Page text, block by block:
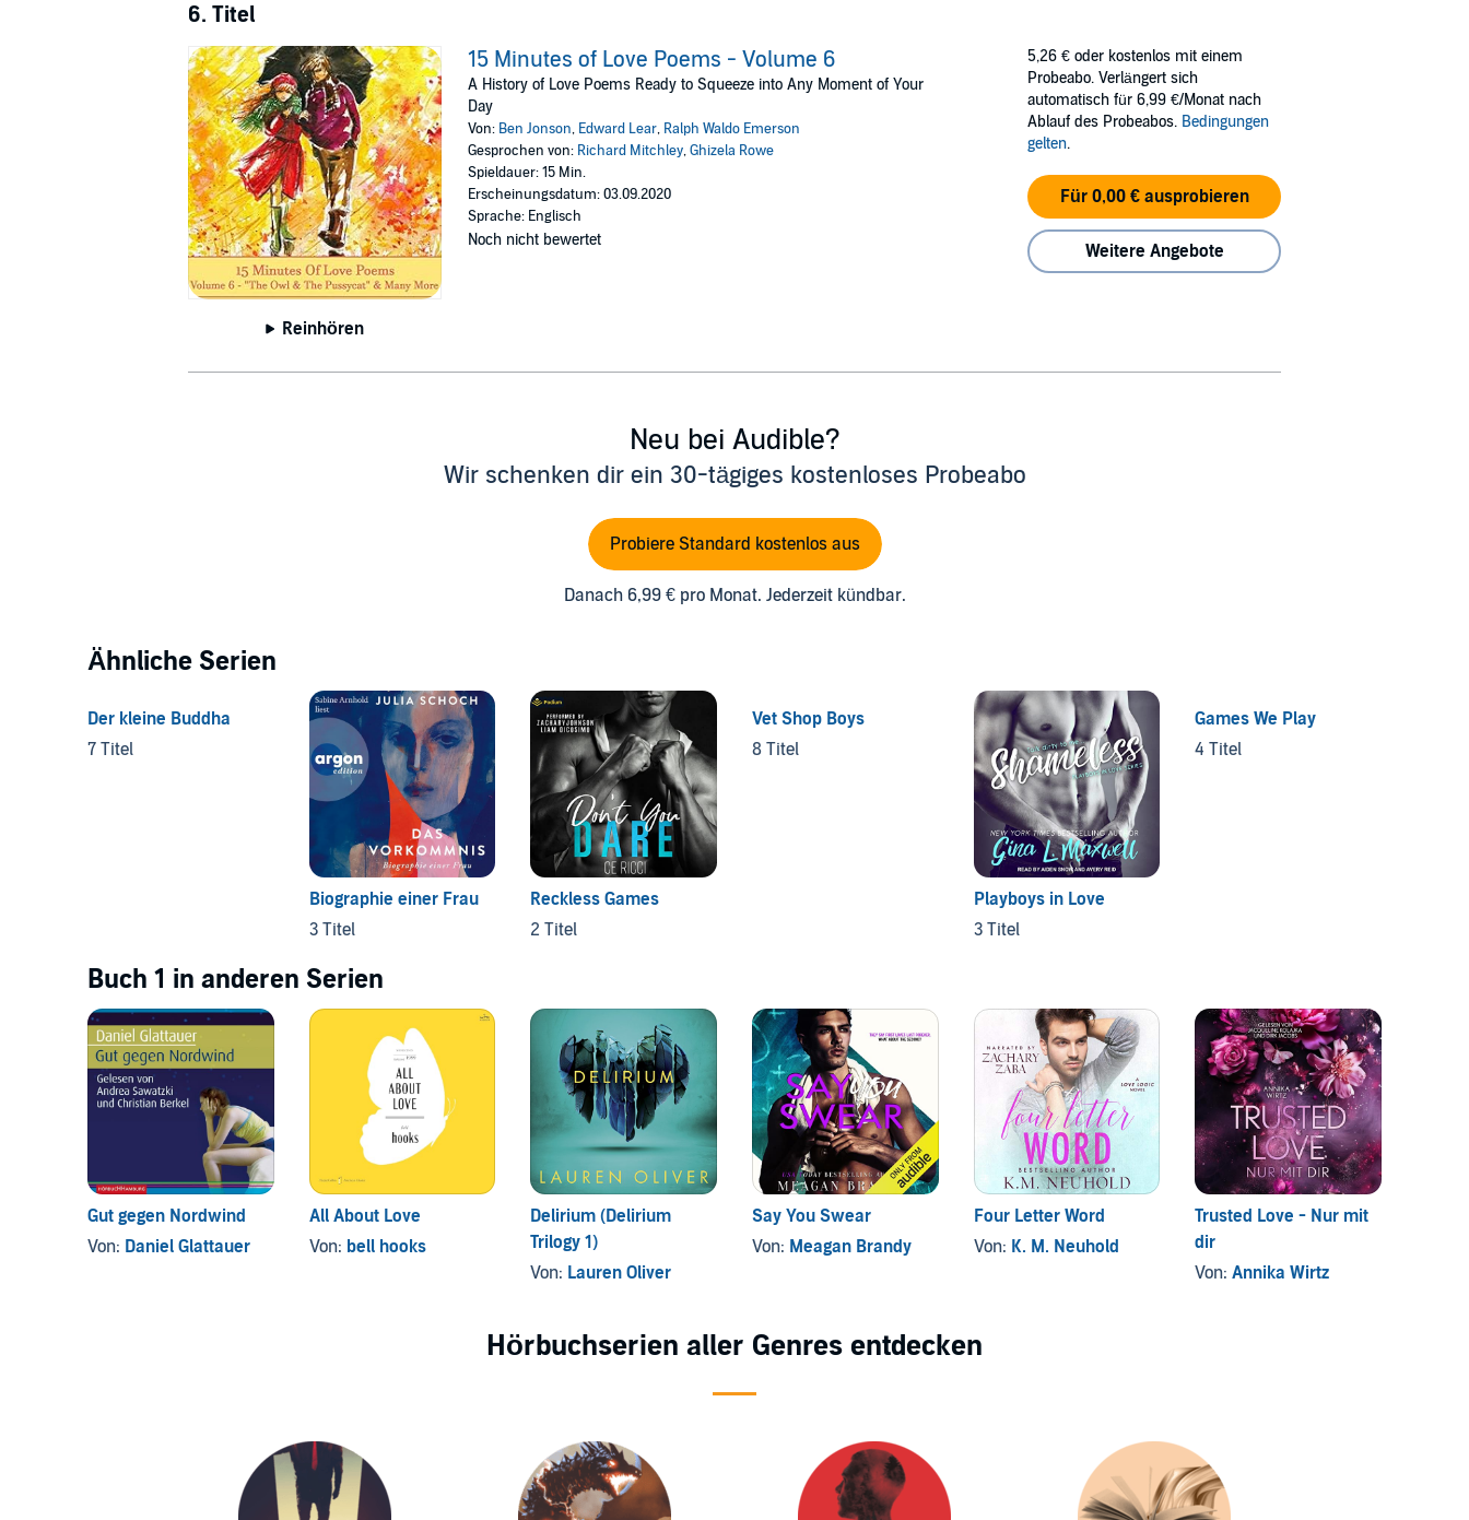
6. Titel
Reinhören
15 Minutes of Love Poems - Volume 6
A History of Love Poems Ready to Squeeze into Any Moment of Your
Day
Von: Ben Jonson, Edward Lear, Ralph Waldo Emerson
Gesprochen von: Richard Mitchley,Ghizela Rowe
Spieldauer: 15 Min.
Erscheinungsdatum: 03.09.2020
Sprache: Englisch
Noch nicht bewertet
5,26 € oder kostenlos mit einem
Probeabo. Verlängert sich
automatisch für 6,99 €/Monat nach
Ablauf des Probeabos. Bedingungen
gelten.
Für 0,00 € ausprobieren
Weitere Angebote
Neu bei Audible?
Wir schenken dir ein 30-tägiges kostenloses Probeabo
Probiere Standard kostenlos aus
Danach 6,99 € pro Monat. Jederzeit kündbar.
Ähnliche Serien
Der kleine Buddha
7 Titel
Biographie einer Frau
3 Titel
Reckless Games
2 Titel
Vet Shop Boys
8 Titel
Playboys in Love
3 Titel
Games We Play
4 Titel
Buch 1 in anderen Serien
Gut gegen Nordwind
Von: Daniel Glattauer
All About Love
Von: bell hooks
Delirium (Delirium
Trilogy 1)
Von: Lauren Oliver
Say You Swear
Von: Meagan Brandy
Four Letter Word
Von: K. M. Neuhold
Trusted Love - Nur mit
dir
Von:Annika Wirtz
Hörbuchserien aller Genres entdecken